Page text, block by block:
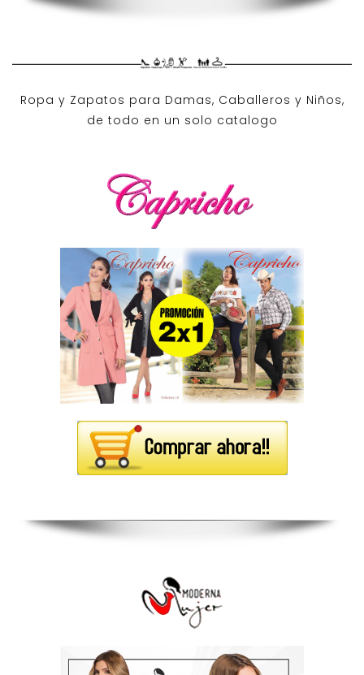
Ropa y Zapatos para Damas, Caballeros y Niños,
de todo en un solo catalogo